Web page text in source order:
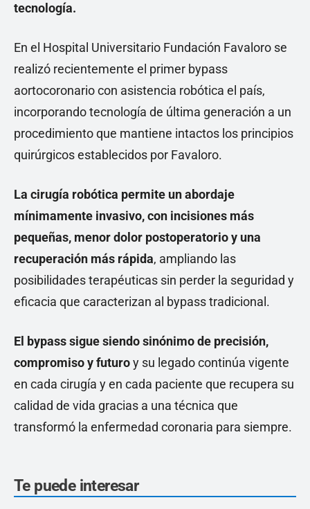
tecnología.
En el Hospital Universitario Fundación Favaloro se
realizó recientemente el primer bypass
aortocoronario con asistencia robótica el país,
incorporando tecnología de última generación a un
procedimiento que mantiene intactos los principios
quirúrgicos establecidos por Favaloro.
La cirugía robótica permite un abordaje
mínimamente invasivo, con incisiones más
pequeñas, menor dolor postoperatorio y una
recuperación más rápida, ampliando las
posibilidades terapéuticas sin perder la seguridad y
eficacia que caracterizan al bypass tradicional.
El bypass sigue siendo sinónimo de precisión,
compromiso y futuroy su legado continúa vigente
en cada cirugía y en cada paciente que recupera su
calidad de vida gracias a una técnica que
transformó la enfermedad coronaria para siempre.
Te puede interesar